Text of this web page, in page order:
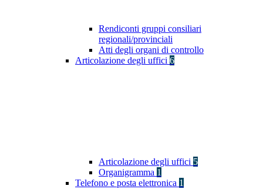
Rendiconti gruppi consiliari
regionali/provinciali
Atti degli organi di controllo
Articolazione degli uffici 6
Articolazione degli uffici 5
Organigramma 1
Telefono e posta elettronica 1